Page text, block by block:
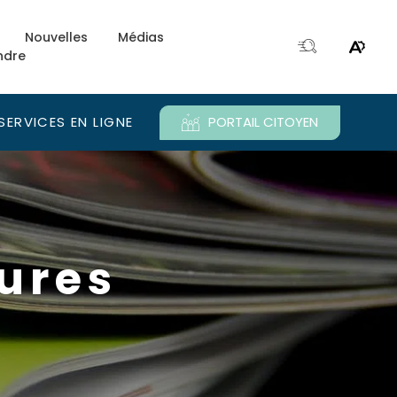
Nouvelles
Médias
fenêtre
de
recherche.
EN LIGNE PORTAIL CITOYEN